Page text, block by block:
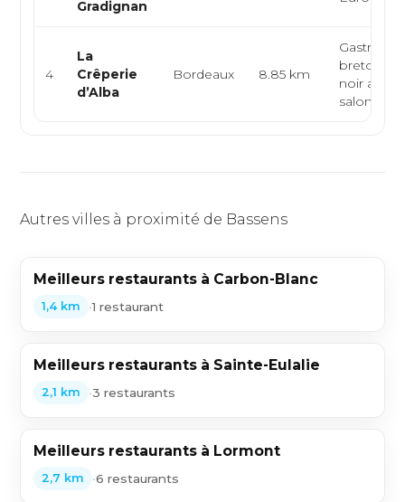
Gradignan
4
La
Crêperie
d’Alba
Bordeaux 8.85 km
bretonne,
noir
salon de
Autres villes à proximité de Bassens
Meilleurs restaurants à Carbon-Blanc
1,4 km •1 restaurant
Meilleurs restaurants à Sainte-Eulalie
2,1 km •3 restaurants
Meilleurs restaurants à Lormont
2,7 km •6 restaurants